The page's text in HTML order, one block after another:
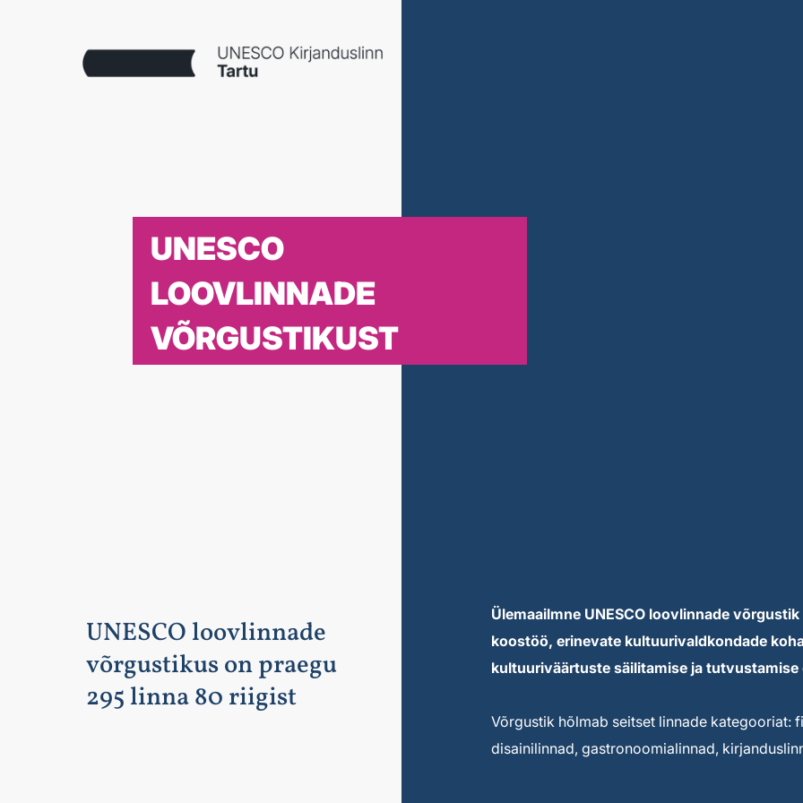
UNESCO
LOOVLINNADE
VÕRGUSTIKUST
UNESCO loovlinnade
võrgustikus on praegu
295 linna 80 riigist
Ülemaailmne UNESCO loovlinnade
koostöö, erinevate kultuurivaldkondade
kultuuriväärtuste säilitamise ja
Võrgustik hõlmab seitset linnade kategooriat:
disainilinnad, gastronoomialinnad,